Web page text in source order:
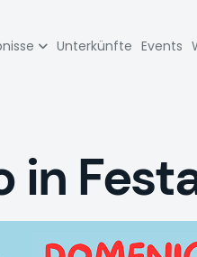
Unterkünfte Events
in